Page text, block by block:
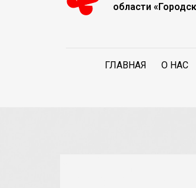
области
ГЛАВНАЯ О НАС